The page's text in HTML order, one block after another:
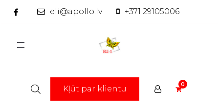
eli@apollo.lv +371 29105006
Toggle
Kļūt par klientu